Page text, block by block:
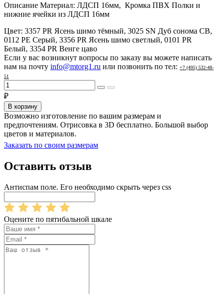
Описание Материал: ЛДСП 16мм, Кромка ПВХ Полки и
нижние ячейки из ЛДСП 16мм
Цвет: 3357 PR Ясень шимо тёмный, 3025 SN Дуб сонома СВ,
0112 PE Серый, 3356 PR Ясень шимо светлый, 0101 PR
Белый, 3354 PR Венге цаво
Если у вас возникнут вопросы по заказу вы можете написать
нам на почту info@mtorg1.ru или позвонить по тел: +7 (495) 532-48-
51
₽
В корзину
Возможно изготовление по вашим размерам и
предпочтениям. Отрисовка в 3D бесплатно. Большой выбор
цветов и материалов.
Заказать по своим размерам
Оставить отзыв
Антиспам поле. Его необходимо скрыть через css
Оцените по пятибальной шкале